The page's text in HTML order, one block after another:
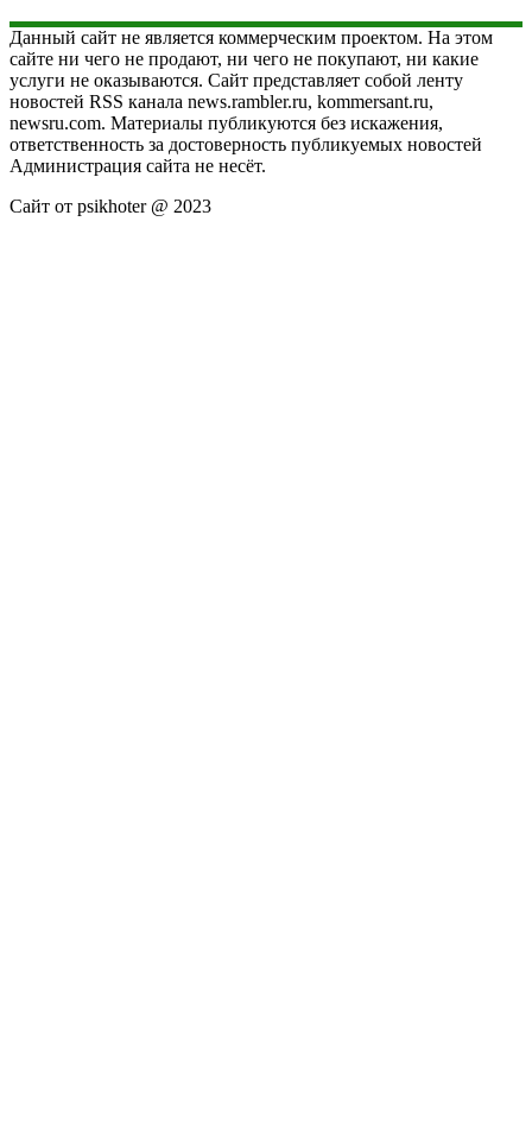
Данный сайт не является коммерческим проектом. На этом
сайте ни чего не продают, ни чего не покупают, ни какие
услуги не оказываются. Сайт представляет собой ленту
новостей RSS канала news.rambler.ru, kommersant.ru,
newsru.com. Материалы публикуются без искажения,
ответственность за достоверность публикуемых новостей
Администрация сайта не несёт.
Сайт от psikhoter @ 2023